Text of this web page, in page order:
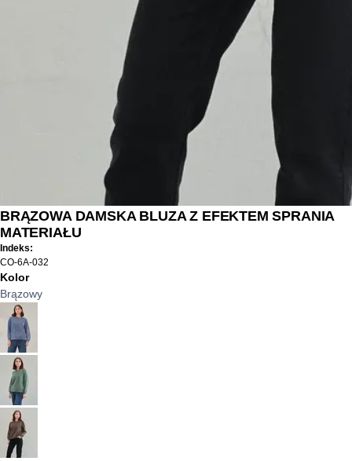
BRĄZOWA DAMSKA BLUZA Z EFEKTEM SPRANIA
MATERIAŁU
Indeks:
CO-6A-032
Kolor
Brązowy